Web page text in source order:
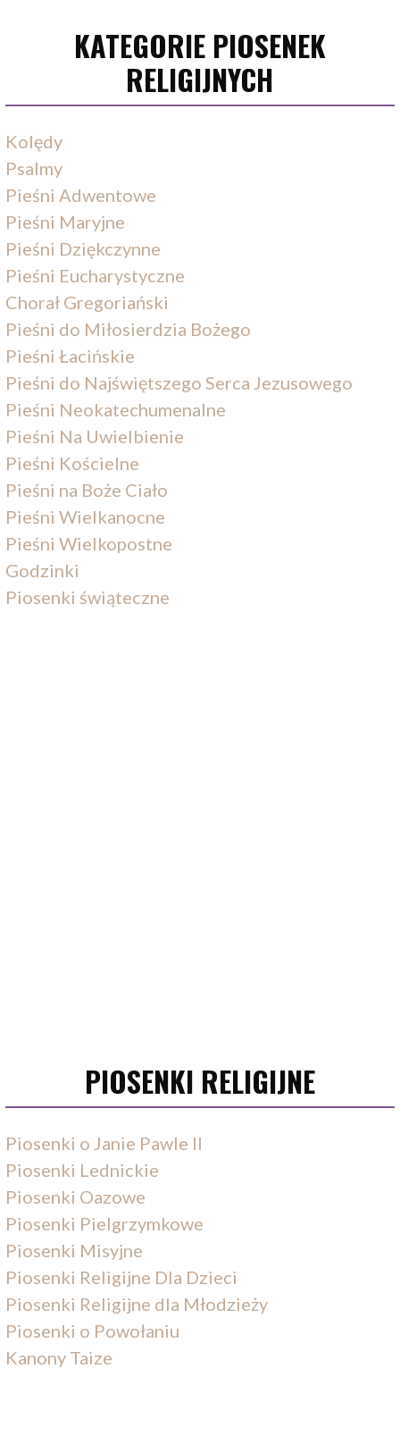
KATEGORIE PIOSENEK
RELIGIJNYCH
Kolędy
Psalmy
Pieśni Adwentowe
Pieśni Maryjne
Pieśni Dziękczynne
Pieśni Eucharystyczne
Chorał Gregoriański
Pieśni do Miłosierdzia Bożego
Pieśni Łacińskie
Pieśni do Najświętszego Serca Jezusowego
Pieśni Neokatechumenalne
Pieśni Na Uwielbienie
Pieśni Kościelne
Pieśni na Boże Ciało
Pieśni Wielkanocne
Pieśni Wielkopostne
Godzinki
Piosenki świąteczne
PIOSENKI RELIGIJNE
Piosenki o Janie Pawle II
Piosenki Lednickie
Piosenki Oazowe
Piosenki Pielgrzymkowe
Piosenki Misyjne
Piosenki Religijne Dla Dzieci
Piosenki Religijne dla Młodzieży
Piosenki o Powołaniu
Kanony Taize